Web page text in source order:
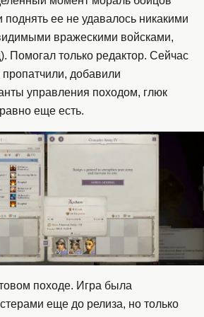
поднять ее не удавалось никакими
вражескими войсками,
Помогал только редактор. Сейчас
пропатчили, добавили
управления походом, глюк
еще есть.
походе. Игра была
еще до релиза, но только